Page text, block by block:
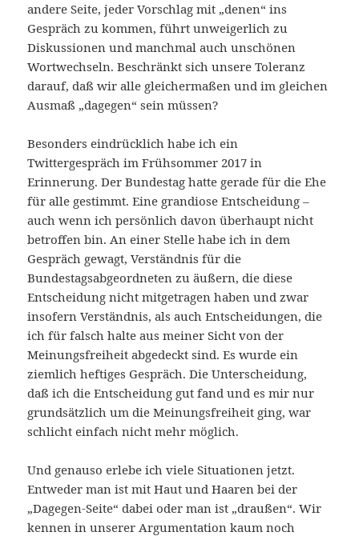
andere Seite, jeder Vorschlag mit „denen“ ins
Gespräch zu kommen, führt unweigerlich zu
Diskussionen und manchmal auch unschönen
Wortwechseln. Beschränkt sich unsere Toleranz
darauf, daß wir alle gleichermaßen und im gleichen
Ausmaß „dagegen“ sein müssen?
Besonders eindrücklich habe ich ein
Twittergespräch im Frühsommer 2017 in
Erinnerung. Der Bundestag hatte gerade für die Ehe
für alle gestimmt. Eine grandiose Entscheidung –
auch wenn ich persönlich davon überhaupt nicht
betroffen bin. An einer Stelle habe ich in dem
Gespräch gewagt, Verständnis für die
Bundestagsabgeordneten zu äußern, die diese
Entscheidung nicht mitgetragen haben und zwar
insofern Verständnis, als auch Entscheidungen, die
ich für falsch halte aus meiner Sicht von der
Meinungsfreiheit abgedeckt sind. Es wurde ein
ziemlich heftiges Gespräch. Die Unterscheidung,
daß ich die Entscheidung gut fand und es mir nur
grundsätzlich um die Meinungsfreiheit ging, war
schlicht einfach nicht mehr möglich.
Und genauso erlebe ich viele Situationen jetzt.
Entweder man ist mit Haut und Haaren bei der
„Dagegen-Seite“ dabei oder man ist „draußen“. Wir
kennen in unserer Argumentation kaum noch